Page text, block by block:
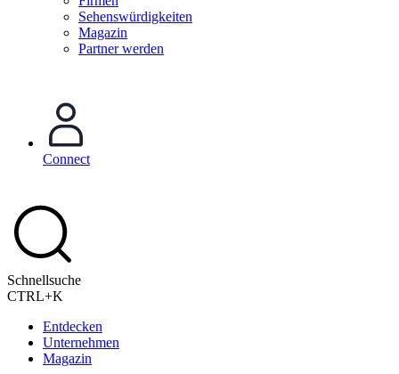
Sehenswürdigkeiten
Magazin
Partner werden
Connect
Schnellsuche
CTRL+K
Entdecken
Unternehmen
Magazin